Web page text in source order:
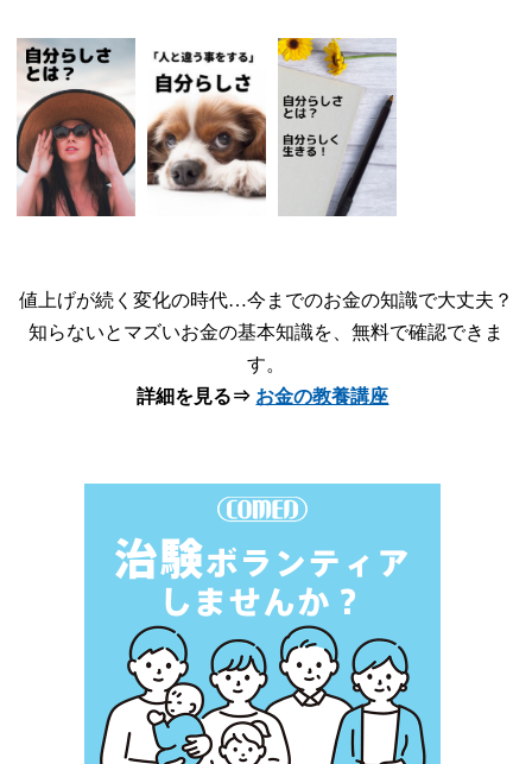
値上げが続く変化の時代…今までのお金の知識で大丈夫？
知らないとマズいお金の基本知識を、無料で確認できま
す。
詳細を見る⇒ お金の教養講座